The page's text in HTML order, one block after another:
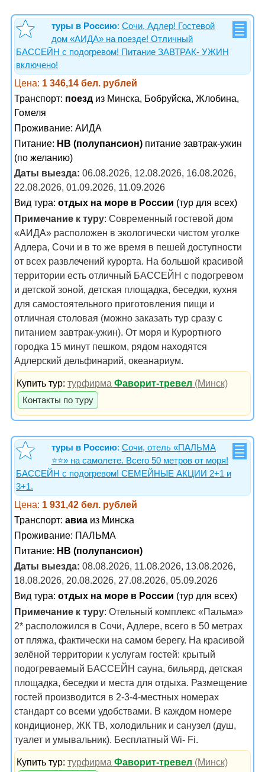
туры в Россию: Сочи, Адлер! Гостевой
дом «АИДА» на поезде! Отличный
БАССЕЙН с подогревом! Питание ЗАВТРАК- УЖИН
включено!
Цена: 1 346,14 бел. рублей
Транспорт: поезд из Минска, Бобруйска, Жлобина,
Гомеля
Проживание: АИДА
Питание: HB (полупансион) питание завтрак-ужин
(по желанию)
Даты выезда: 06.08.2026, 12.08.2026, 16.08.2026,
22.08.2026, 01.09.2026, 11.09.2026
Вид тура: отдых на море в России (тур для всех)
Примечание к туру: Современный гостевой дом
«АИДА» расположен в экологически чистом уголке
Адлера, Сочи и в то же время в пешей доступности
от всех развлечений курорта. На большой красивой
территории есть отличный БАССЕЙН с подогревом
и детской зоной, детская площадка, беседки, кухня
для самостоятельного приготовления пищи и
отличная столовая (можно заказать тур сразу с
питанием завтрак-ужин). От моря и Курортного
городка 15 минут пешком, рядом находятся
Адлерский дельфинарий, океанариум.
Купить тур:турфирмаФаворит-тревел (Минск)
Контакты по туру
туры в Россию: Сочи, отель «ПАЛЬМА
⭐️⭐️» на самолете. Всего 50 метров от моря!
БАССЕЙН с подогревом! СЕМЕЙНЫЕ АКЦИИ 2+1 и
3+1.
Цена: 1 931,42 бел. рублей
Транспорт: авиа из Минска
Проживание: ПАЛЬМА
Питание: HB (полупансион)
Даты выезда: 08.08.2026, 11.08.2026, 13.08.2026,
18.08.2026, 20.08.2026, 27.08.2026, 05.09.2026
Вид тура: отдых на море в России (тур для всех)
Примечание к туру: Отельный комплекс «Пальма»
2* расположился в Сочи, Адлере, всего в 50 метрах
от пляжа, фактически на самом берегу. На красивой
зелёной территории к услугам гостей: крытый
подогреваемый БАССЕЙН сауна, бильярд, детская
площадка, беседки и места для отдыха. Размещение
гостей производится в 2-3-4-местных номерах
стандарт со всеми удобствами. В каждом номере
кондиционер, ЖК ТВ, холодильник и санузел (душ,
туалет и умывальник). Бесплатный Wi- Fi.
Купить тур:турфирмаФаворит-тревел (Минск)